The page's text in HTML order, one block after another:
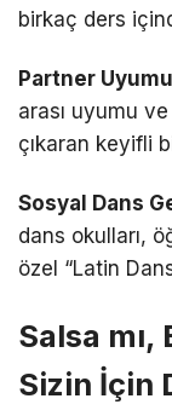
birkaç ders
Partner
arası uyumu
çıkaran keyifli
Sosyal Dans
dans okulları,
özel “Latin
Salsa mı,
Sizin İçin